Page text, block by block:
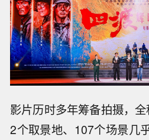
影片历时多年筹备拍摄，
2个取景地、107个场景几